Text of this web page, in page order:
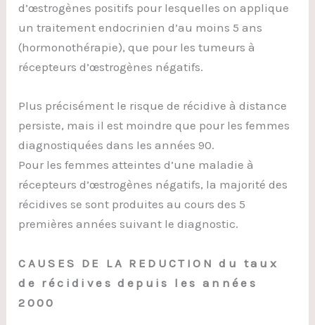
d’œstrogènes positifs pour lesquelles on applique
un traitement endocrinien d’au moins 5 ans
(hormonothérapie), que pour les tumeurs à
récepteurs d’œstrogènes négatifs.
Plus précisément le risque de récidive à distance
persiste, mais il est moindre que pour les femmes
diagnostiquées dans les années 90.
Pour les femmes atteintes d’une maladie à
récepteurs d’œstrogènes négatifs, la majorité des
récidives se sont produites au cours des 5
premières années suivant le diagnostic.
CAUSES DE LA REDUCTION du taux
de récidives depuis les années
2000